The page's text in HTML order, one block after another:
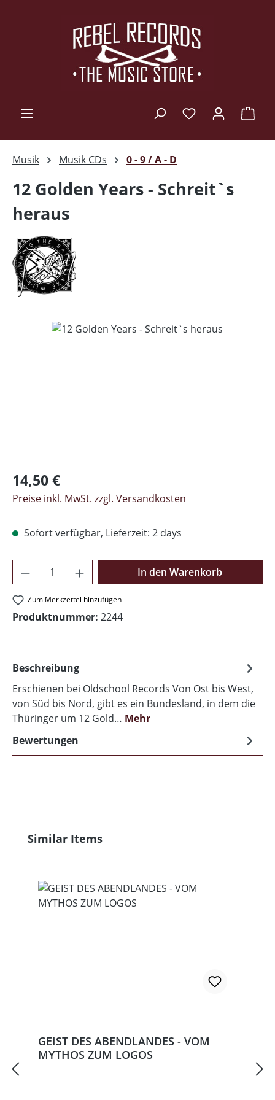
Musik Musik CDs 0 - 9 / A - D
12 Golden Years - Schreit`s
heraus
Bildergalerie überspringen
Regulärer Preis:
14,50 €
Preise inkl. MwSt. zzgl. Versandkosten
Sofort verfügbar, Lieferzeit: 2 days
Produkt Anzahl: Gib den gewünschten
In den Warenkorb
Zum Merkzettel hinzufügen
Produktnummer: 2244
Beschreibung
Erschienen bei Oldschool Records Von Ost bis West,
von Süd bis Nord, gibt es ein Bundesland, in dem die
Thüringer um 12 Gold… Mehr
Bewertungen
Produktgalerie überspringen
Similar Items
GEIST DES ABENDLANDES - VOM
MYTHOS ZUM LOGOS